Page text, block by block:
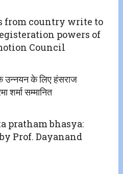
from country write to
powers of
Council
के उन्नयन के लिए हंसराज
शर्मा सम्मानित
pratham bhasya:
Prof. Dayanand